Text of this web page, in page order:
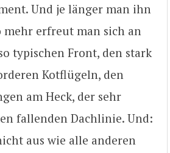
Und je länger man ihn
mehr erfreut man sich an
typischen Front, den stark
Kotflügeln, den
am Heck, der sehr
fallenden Dachlinie. Und:
aus wie alle anderen